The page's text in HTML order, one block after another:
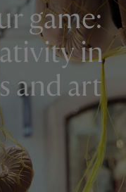
game:
in
and art